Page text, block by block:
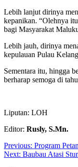
Lebih lanjut dirinya
kepanikan. “Olehnya
bagi Masyarakat
Lebih jauh, dirinya
kepulauan Pulau
Sementara itu, hingga
berharap semoga di
Liputan: LOH
Editor: Rusly, S.Mn.
Navigasi
pos
Previous: Program
Next: Baubau Atasi